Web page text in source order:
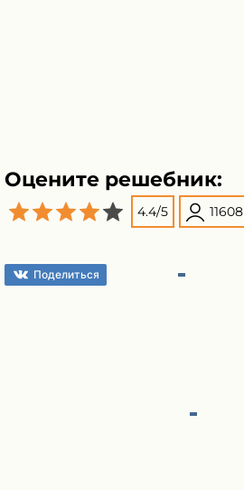
Оцените решебник:
4.4/5 11608
Поделиться